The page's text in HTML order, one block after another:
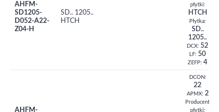
AHFM-
SD1205-
D052-A22-
Z04-H
SD.. 1205..
HTCH
płytki:
HTCH
Płytka:
SD..
1205..
DCX: 52
LF: 50
ZEFP: 4
AHFM-
DCON:
22
APMX: 2
Producent
płytki: